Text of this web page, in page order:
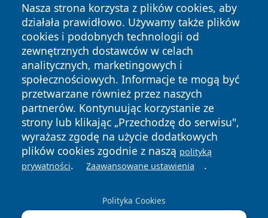
Nasza strona korzysta z plików cookies, aby
działała prawidłowo. Używamy także plików
cookies i podobnych technologii od
zewnętrznych dostawców w celach
analitycznych, marketingowych i
społecznościowych. Informacje te mogą być
przetwarzane również przez naszych
partnerów. Kontynuując korzystanie ze
strony lub klikając „Przechodzę do serwisu",
wyrażasz zgodę na użycie dodatkowych
plików cookies zgodnie z naszą polityką
prywatności. Zaawansowane ustawienia .
Polityka Cookies
Copyright © 2026 czestochowanews.pl Wszystkie prawa
zastrzeżone.
News Autorzy
Polityka
Prywatności
Polityka
Cookies
cześć